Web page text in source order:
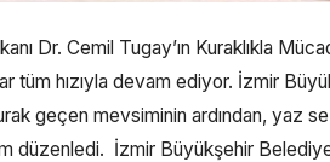
Dr. Cemil Tugay’ın Kuraklıkla
tüm hızıyla devam ediyor. İzmir
geçen mevsiminin ardından, yaz
düzenledi. İzmir Büyükşehir